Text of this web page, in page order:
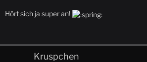
Hört sich ja super an!
Kruspchen